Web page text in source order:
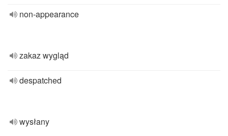
non-appearance
zakaz wygląd
despatched
wysłany